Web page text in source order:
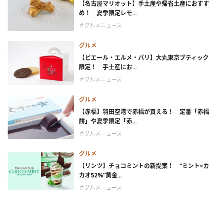
【名古屋マリオット】手土産や帰省土産におすす
め！ 夏季限定レモ...
＃グルメニュース
グルメ
【ピエール・エルメ・パリ】大丸東京ブティック
限定！ 手土産にお...
＃グルメニュース
グルメ
【赤福】羽田空港で赤福が買える！ 定番「赤福
餅」や夏季限定「赤...
＃グルメニュース
グルメ
【リンツ】チョコミントの新提案！ “ミント×カ
カオ52%”黄金...
＃グルメニュース